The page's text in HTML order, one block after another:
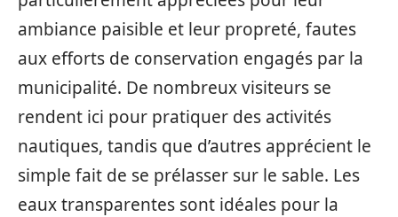
ambiance paisible et leur propreté, fautes
aux efforts de conservation engagés par la
municipalité. De nombreux visiteurs se
rendent ici pour pratiquer des activités
nautiques, tandis que d’autres apprécient le
simple fait de se prélasser sur le sable. Les
eaux transparentes sont idéales pour la